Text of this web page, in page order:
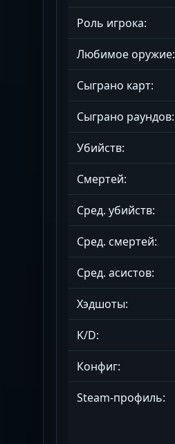
Роль игрока:
Любимое оружие:
Сыграно карт:
Сыграно раундов:
Убийств:
Смертей:
Сред. убийств:
Сред. смертей:
Сред. асистов:
Хэдшоты:
K/D:
Конфиг:
Steam-профиль: